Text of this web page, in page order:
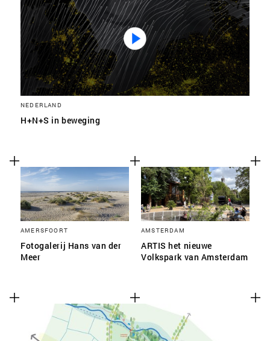
NEDERLAND
H+N+S in beweging
AMERSFOORT
Fotogalerij Hans van der
Meer
AMSTERDAM
ARTIS het nieuwe
Volkspark van Amsterdam
SLA VOORKEUREN OP